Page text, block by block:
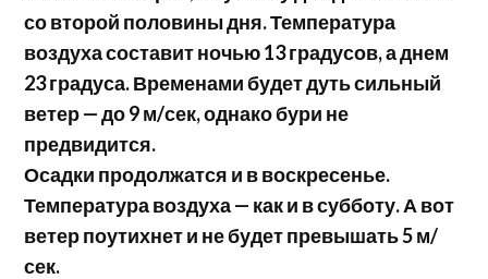
со второй половины дня. Температура
воздуха составит ночью 13 градусов, а днем
23 градуса. Временами будет дуть сильный
ветер — до 9 м/сек, однако бури не
предвидится.
Осадки продолжатся и в воскресенье.
Температура воздуха — как и в субботу. А вот
ветер поутихнет и не будет превышать 5 м/
сек.